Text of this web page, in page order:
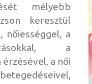
mélyebb
keresztül
nőiességgel, a
a
a női